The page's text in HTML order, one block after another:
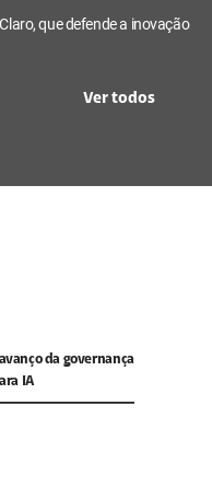
que defende a inovação
Ver todos
da governança
IA